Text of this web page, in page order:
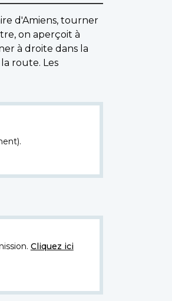
d'Amiens, tourner
on aperçoit à
à droite dans la
route. Les
Cliquez ici